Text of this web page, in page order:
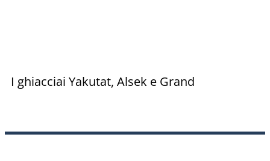
I ghiacciai Yakutat, Alsek e Grand